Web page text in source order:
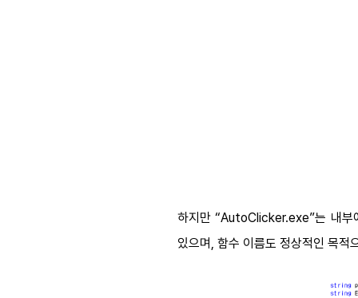
하지만 “AutoClicker.exe”는 내부
있으며, 함수 이름도 정상적인 목적